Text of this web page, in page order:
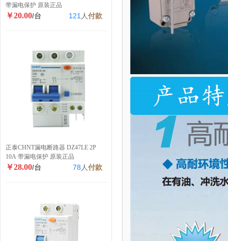
带漏电保护 原装正品
￥20.00/台 121 人付款
正泰CHNT漏电断路器 DZ47LE 2P
10A 带漏电保护 原装正品
￥28.00/台 78 人付款